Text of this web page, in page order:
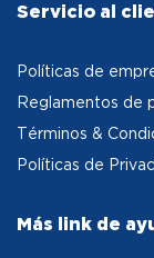
Servicio al
Políticas de
Reglamentos de
Términos &
Políticas de
Más link de